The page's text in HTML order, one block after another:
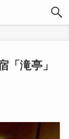
「滝亭」